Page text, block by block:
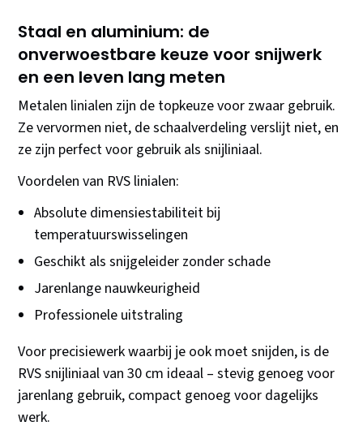
Staal en aluminium: de
onverwoestbare keuze voor snijwerk
en een leven lang meten
Metalen linialen zijn de topkeuze voor zwaar gebruik.
Ze vervormen niet, de schaalverdeling verslijt niet, en
ze zijn perfect voor gebruik als snijliniaal.
Voordelen van RVS linialen:
Absolute dimensiestabiliteit bij
temperatuurswisselingen
Geschikt als snijgeleider zonder schade
Jarenlange nauwkeurigheid
Professionele uitstraling
Voor precisiewerk waarbij je ook moet snijden, is de
RVS snijliniaal van 30 cm ideaal – stevig genoeg voor
jarenlang gebruik, compact genoeg voor dagelijks
werk.